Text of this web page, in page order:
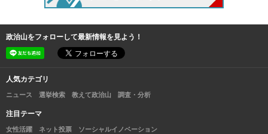
政治山をフォローして最新情報を見よう！
人気カテゴリ
ニュース 選挙検索 教えて政治山 調査・分析
注目テーマ
女性活躍 ネット投票 ソーシャルイノベーション